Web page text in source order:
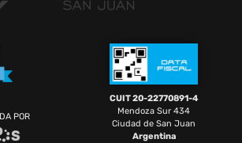
POR
CUIT 20-22770891-4
Mendoza Sur 434
Ciudad de San Juan
Argentina